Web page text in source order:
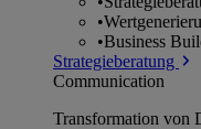
•
•Business
Strategieberatung
Communication
Transformation von